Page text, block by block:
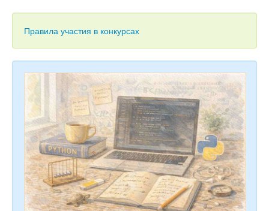
Тесты
Игры
Учитель
Правила участия в конкурсах